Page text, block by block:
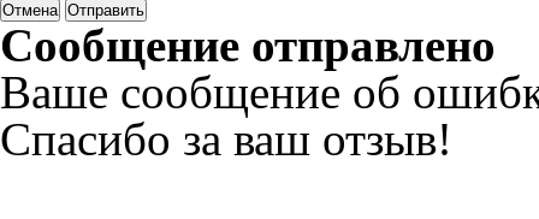
Отмена Отправить
Сообщение отправлено
Ваше сообщение об
Спасибо за ваш отзыв!